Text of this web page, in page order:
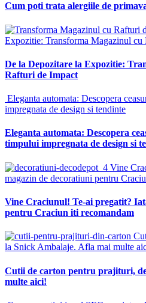
Cum poti trata alergiile de
Expozitie: Transforma Magazinul cu
De la Depozitare la Expozitie:
Rafturi de Impact
Eleganta automata: Descopera
impregnata de design si tendinte
Eleganta automata: Descopera
timpului impregnata de design si
Vine
magazin de decoratiuni pentru
Vine Craciunul! Te-ai pregatit?
pentru Craciun iti recomandam
la Snick Ambalaje. Afla mai multe
Cutii de carton pentru prajituri,
multe aici!